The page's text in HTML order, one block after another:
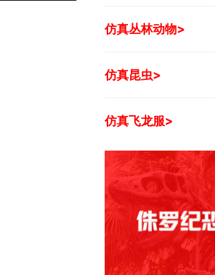
仿真丛林动物>
仿真昆虫>
仿真飞龙服>